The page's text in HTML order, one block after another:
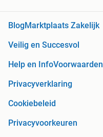
BlogMarktplaats Zakelijk
Veilig en Succesvol
Help en InfoVoorwaarden
Privacyverklaring
Cookiebeleid
Privacyvoorkeuren